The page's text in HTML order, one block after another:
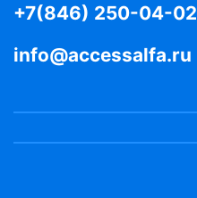
+7(846) 250-04-02
info@accessalfa.ru